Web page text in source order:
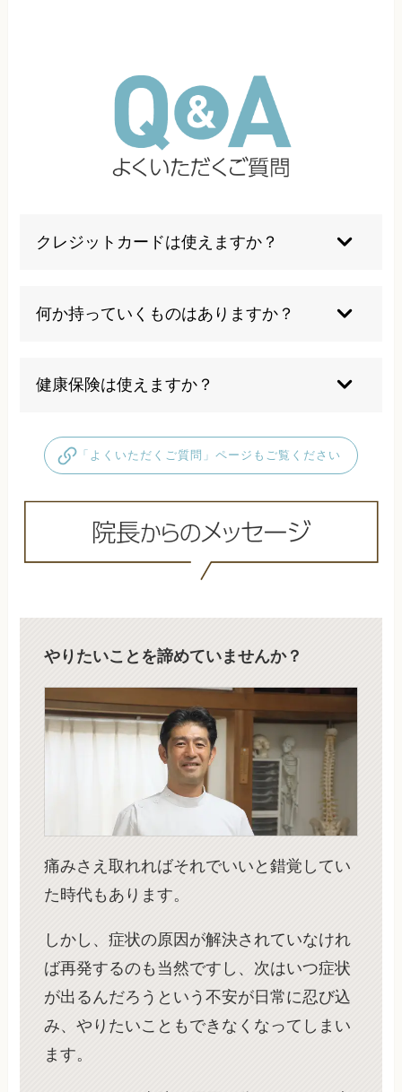
クレジットカードは使えますか？
ジットカード、QRコード、交通系IC、アプリ決
済に対応しております。
何か持っていくものはありますか？
お着替えも準備しております。
健康保険は使えますか？
保険適応では限界があるため、より細かなアプロ
ーチで根本改善を追及し、より良い施術をご提供
っております。そのため全ての施術が保険適応外
の自費診療となります。
「よくいただくご質問」ページもご覧ください
やりたいことを諦めていませんか？
痛みさえ取れればそれでいいと錯覚してい
た時代もあります。
しかし、症状の原因が解決されていなけれ
ば再発するのも当然ですし、次はいつ症状
が出るんだろうという不安が日常に忍び込
み、やりたいこともできなくなってしまい
ます。